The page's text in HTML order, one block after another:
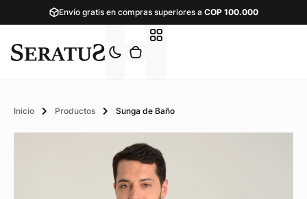
Envío gratis en compras superiores a COP100.000
Inicio Productos Sunga de Baño